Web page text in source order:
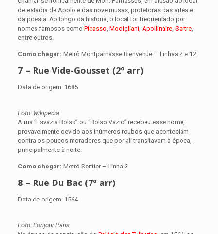
de estadia de Apolo e das nove musas, protetoras das artes e
da poesia. Ao longo da história, o local foi frequentado por
nomes famosos como Picasso Modigliani, Apollinaire, Sartre,
entre outros.
Como chegar: Metrô Montparnasse Bienvenüe – Linhas 4 e 12
7 – Rue Vide-Gousset (2º arr)
Data de origem: 1685
Foto: Wikipedia
A rua “Esvazia Bolso” ou “Bolso Vazio” recebeu esse nome,
provavelmente devido aos inúmeros roubos que aconteciam
contra os poucos moradores que por ali transitavam à época,
principalmente à noite.
Como chegar: Metrô Sentier – Linha 3
8 – Rue Du Bac (7º arr)
Data de origem: 1564
Foto: Bonjour Paris